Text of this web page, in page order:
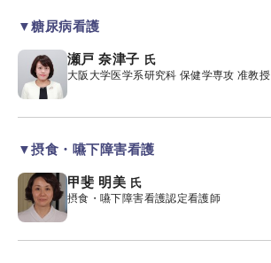
▼糖尿病看護
瀬戸 奈津子 氏
大阪大学医学系研究科 保健学専攻 准教授
▼摂食・嚥下障害看護
甲斐 明美 氏
摂食・嚥下障害看護認定看護師